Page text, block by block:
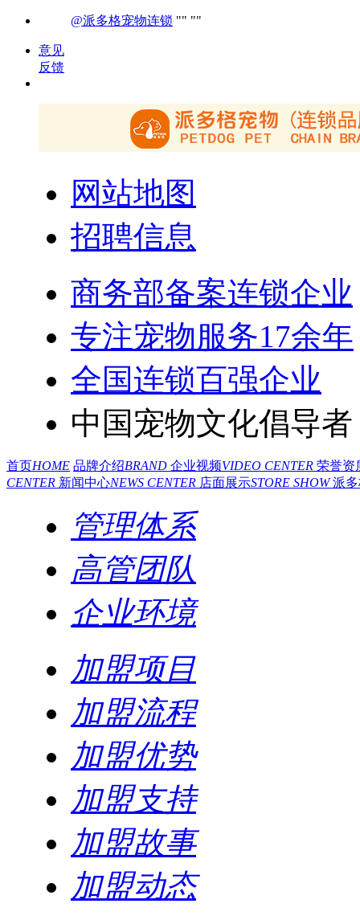
@派多格宠物连锁
意见
反馈
网站地图
招聘信息
商务部备案连锁企业
专注宠物服务17余年
全国连锁百强企业
中国宠物文化倡导者
首页HOME 品牌介绍BRAND 企业视频VIDEO CENTER 荣誉资
CENTER 新闻中心NEWS CENTER 店面展示STORE SHOW派
管理体系
高管团队
企业环境
加盟项目
加盟流程
加盟优势
加盟支持
加盟故事
加盟动态